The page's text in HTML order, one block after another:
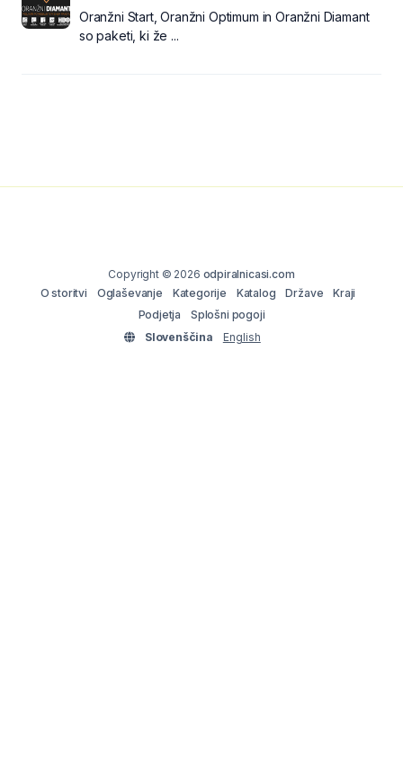
Oranžni Start, Oranžni Optimum in Oranžni Diamant
so paketi, ki že ...
Copyright © 2026 odpiralnicasi.com
O storitvi
Oglaševanje Kategorije Katalog Države
Kraji
Podjetja
Splošni pogoji
Slovenščina
English